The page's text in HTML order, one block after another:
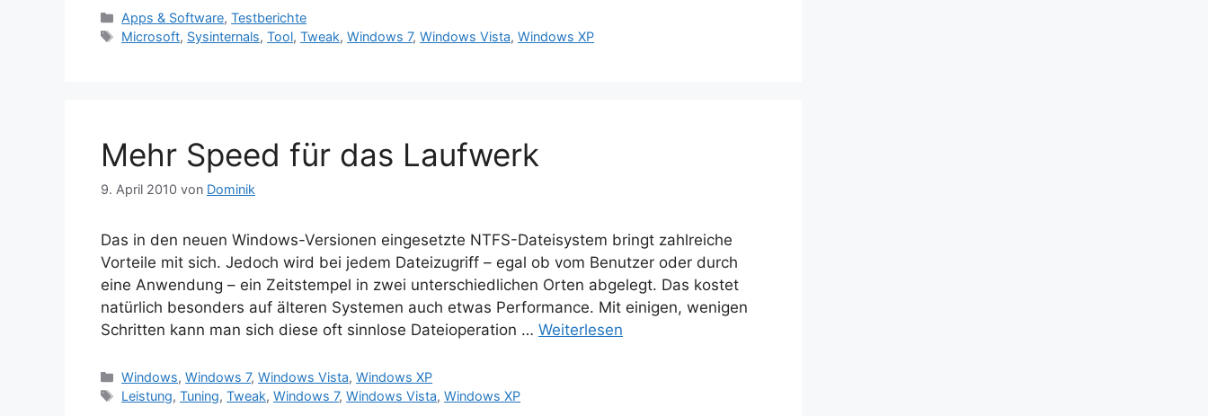
Kategorien
Apps & Software,Testberichte
Schlagwörter
Microsoft, Sysinternals,Tool,Tweak,Windows 7,Windows Vista,Windows XP
Mehr Speed für das Laufwerk
9. April 2010 von Dominik
Das in den neuen Windows-Versionen eingesetzte NTFS-Dateisystem bringt zahlreiche
Vorteile mit sich. Jedoch wird bei jedem Dateizugriff – egal ob vom Benutzer oder durch
eine Anwendung – ein Zeitstempel in zwei unterschiedlichen Orten abgelegt. Das kostet
natürlich besonders auf älteren Systemen auch etwas Performance. Mit einigen, wenigen
Schritten kann man sich diese oft sinnlose Dateioperation … Weiterlesen
Kategorien
Windows,Windows 7,Windows Vista,Windows XP
Schlagwörter
Leistung,Tuning,Tweak,Windows 7,Windows Vista,Windows XP